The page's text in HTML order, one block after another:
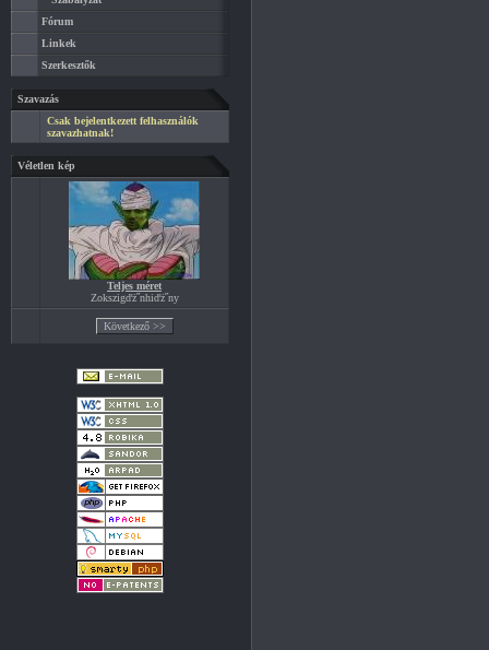
Fórum
Linkek
Szerkesztők
Szavazás
Csak bejelentkezett felhasználók
szavazhatnak!
Véletlen kép
Teljes méret
Zokszigďż˝nhiďż˝ny